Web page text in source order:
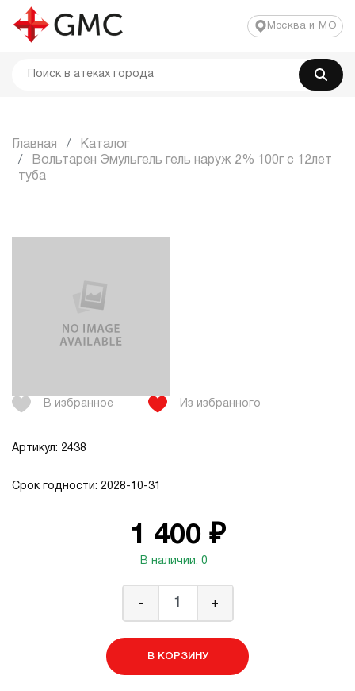
Москва и МО
Главная
Каталог
Вольтарен Эмульгель гель наруж 2% 100г с 12лет
туба
В избранное Из избранного
Артикул: 2438
Срок годности: 2028-10-31
1 400 ₽
В наличии: 0
- +
В КОРЗИНУ